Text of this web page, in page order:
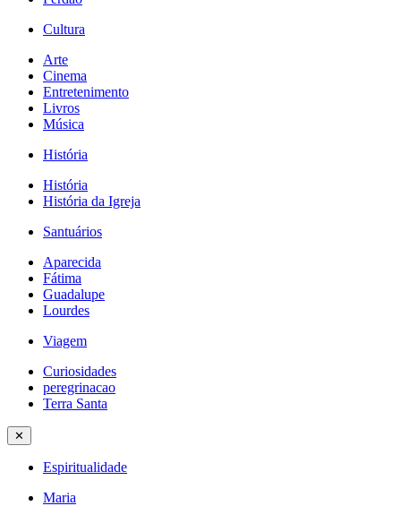
Cultura
Arte
Cinema
Entretenimento
Livros
Música
História
História
História da Igreja
Santuários
Aparecida
Fátima
Guadalupe
Lourdes
Viagem
Curiosidades
peregrinacao
Terra Santa
✕
Espiritualidade
Maria